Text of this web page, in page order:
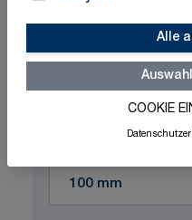
Alle
COOKIE
Schnelle Lieferung
ISO-zertifizierte Qualität